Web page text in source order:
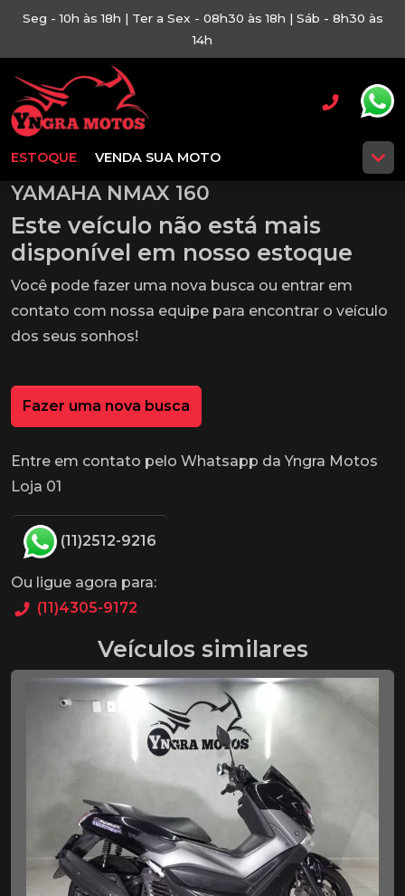
Seg - 10h às 18h | Ter a Sex - 08h30 às 18h | Sáb - 8h30 às
14h
ESTOQUE VENDA SUA MOTO
YAMAHA NMAX 160
Este veículo não está mais
disponível em nosso estoque
Você pode fazer uma nova busca ou entrar em
contato com nossa equipe para encontrar o veículo
dos seus sonhos!
Fazer uma nova busca
Entre em contato pelo Whatsapp da Yngra Motos
Loja 01
(11)2512-9216
Ou ligue agora para:
(11)4305-9172
Veículos similares